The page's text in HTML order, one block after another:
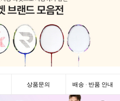
상품문의 배송 · 반품 안내